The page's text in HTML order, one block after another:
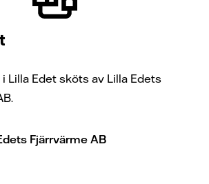
Lilla Edet sköts av Lilla Edets
Fjärrvärme AB